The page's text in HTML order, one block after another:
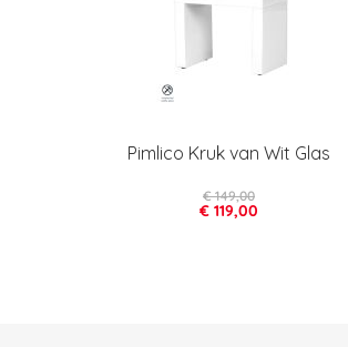
Pimlico Kruk van Wit Glas
€ 119,00
€ 149,00